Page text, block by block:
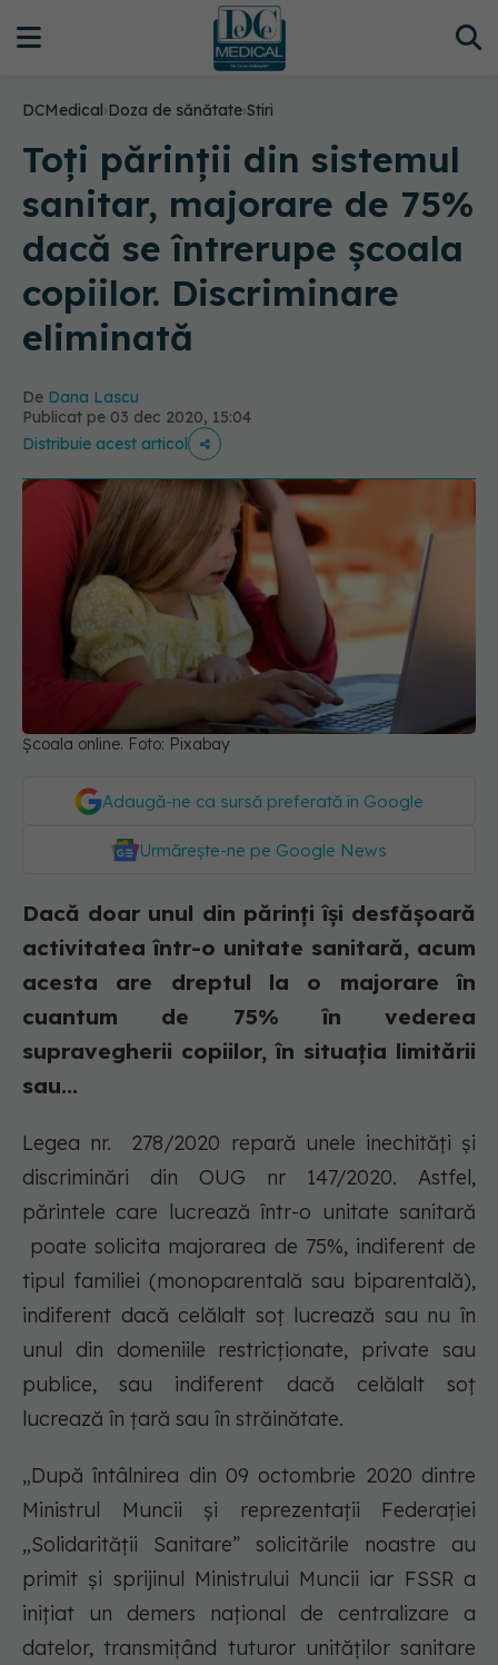
DCMedical›Doza de sănătate›Stiri
Toți părinții din sistemul
sanitar, majorare de 75%
dacă se întrerupe școala
copiilor. Discriminare
eliminată
De Dana Lascu
Publicat pe 03 dec 2020, 15:04
Distribuie acest articol
Școala online. Foto: Pixabay
Adaugă-ne ca sursă preferată în Google
Urmărește-ne pe Google News
Dacă doar unul din părinți își desfășoară
activitatea într-o unitate sanitară, acum
acesta are dreptul la o majorare în
cuantum de 75% în vederea
supravegherii copiilor, în situația limitării
sau...
Legea nr. 278/2020 repară unele inechități și
discriminări din OUG nr 147/2020. Astfel,
părintele care lucrează într-o unitate sanitară
poate solicita majorarea de 75%, indiferent de
tipul familiei (monoparentală sau biparentală),
indiferent dacă celălalt soț lucrează sau nu în
unul din domeniile restricționate, private sau
publice, sau indiferent dacă celălalt soț
lucrează în țară sau în străinătate.
„După întâlnirea din 09 octombrie 2020 dintre
Ministrul Muncii și reprezentații Federației
„Solidarității Sanitare” solicitările noastre au
primit și sprijinul Ministrului Muncii iar FSSR a
inițiat un demers național de centralizare a
datelor, transmițând tuturor unităților sanitare